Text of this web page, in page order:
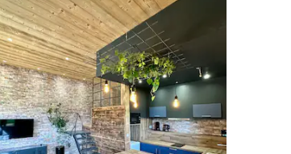
4.98 de 5, 92 reseñas